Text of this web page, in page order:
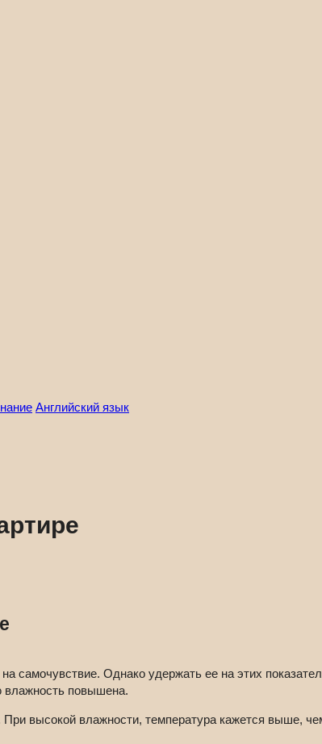
Английский язык
самочувствие. Однако удержать ее на этих
влажность повышена.
При высокой влажности, температура кажется выше,